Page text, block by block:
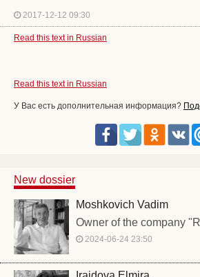
2017-12-12 09:30
Read this text in Russian
Read this text in Russian
У Вас есть дополнительная информация?
New dossier
Moshkovich Vadim
Owner of the company
2024-06-24 23:50